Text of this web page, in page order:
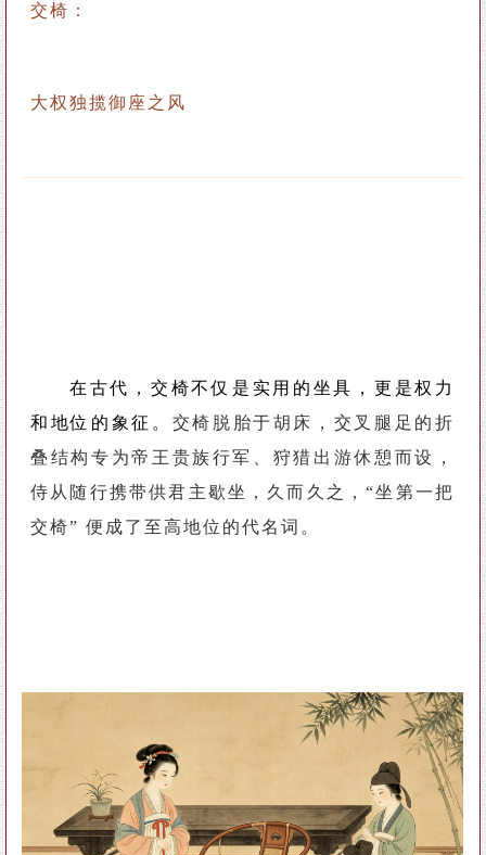
交椅：
大权独揽御座之风
在古代，交椅不仅是实用的坐具，更是权力
和地位的象征。 交椅脱胎于胡床，交叉腿足的折
叠结构专为帝王贵族行军、狩猎出游休憩而设，
侍从随行携带供君主歇坐，久而久之，“坐第一把
交椅” 便成了至高地位的代名词。